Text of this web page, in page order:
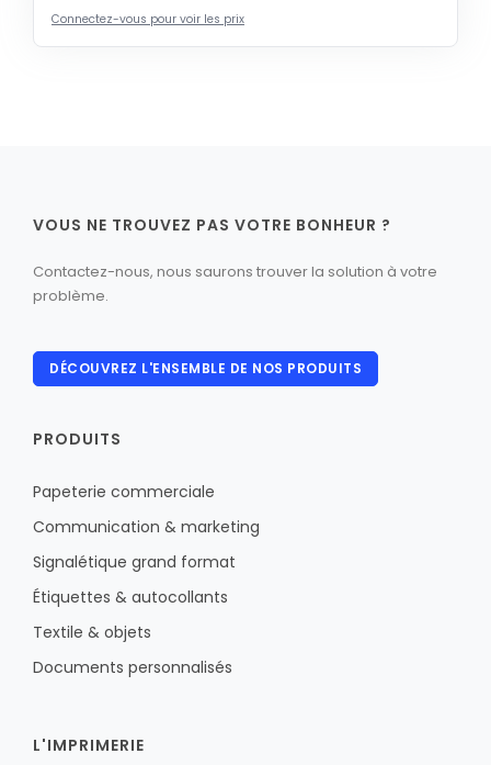
Connectez-vous pour voir les prix
VOUS NE TROUVEZ PAS VOTRE BONHEUR ?
Contactez-nous, nous saurons trouver la solution à votre
problème.
DÉCOUVREZ L'ENSEMBLE DE NOS PRODUITS
PRODUITS
Papeterie commerciale
Communication & marketing
Signalétique grand format
Étiquettes & autocollants
Textile & objets
Documents personnalisés
L'IMPRIMERIE